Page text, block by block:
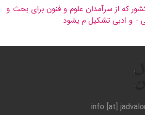
كه از سرآمدان علوم و فنون برای بحث و
- و ادبی تشكیل م یشود
info [at]